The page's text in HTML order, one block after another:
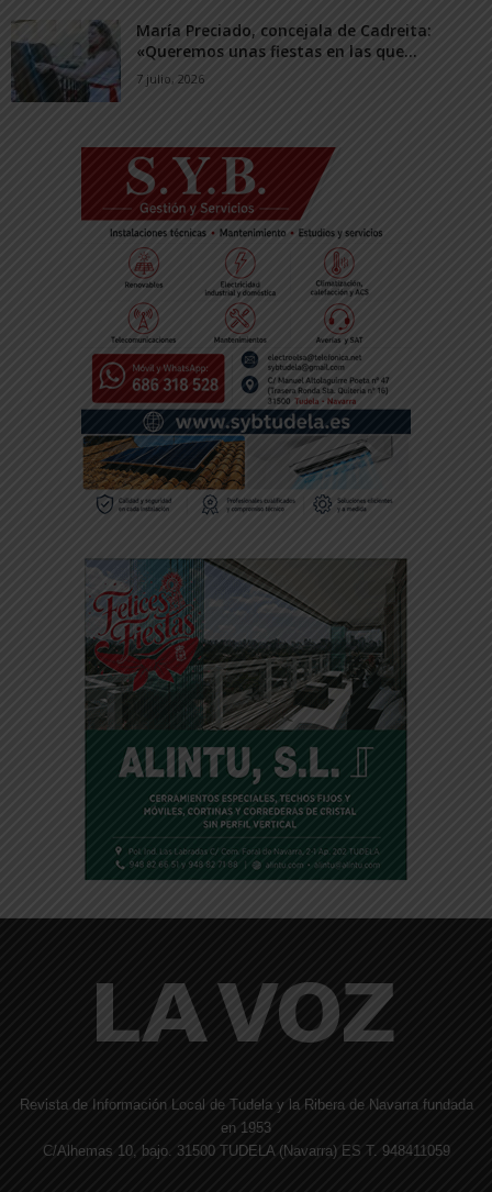
María Preciado, concejala de Cadreita:
«Queremos unas fiestas en las que...
7 julio, 2026
Revista de Información Local de Tudela y la Ribera de Navarra fundada
en 1953
C/Alhemas 10, bajo. 31500 TUDELA (Navarra) ES T. 948411059